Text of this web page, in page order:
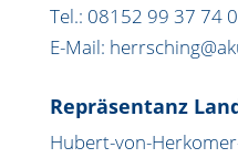
Tel.: 08152 99 37 74 0
E-Mail:
Repräsentanz
Hubert-von-